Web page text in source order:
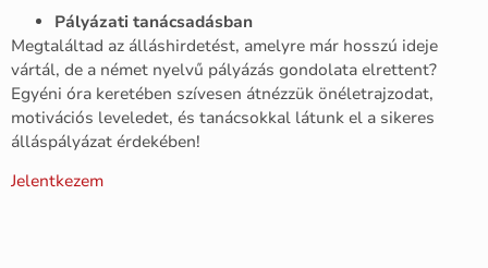
Pályázati tanácsadásban
Megtaláltad az álláshirdetést, amelyre már hosszú ideje
vártál, de a német nyelvű pályázás gondolata elrettent?
Egyéni óra keretében szívesen átnézzük önéletrajzodat,
motivációs leveledet, és tanácsokkal látunk el a sikeres
álláspályázat érdekében!
Jelentkezem